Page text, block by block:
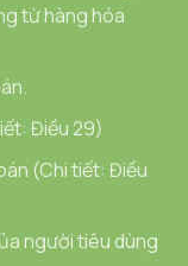
từ hàng hóa
Điều 29)
(Chi tiết: Điều
người tiêu dùng